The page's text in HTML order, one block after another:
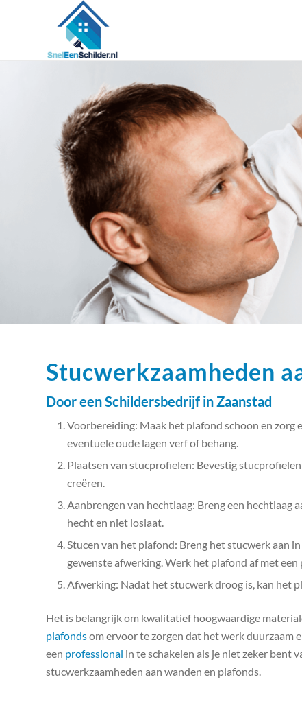
Stucwerkzaamheden
Door een Schildersbedrijf in Zaanstad
Voorbereiding: Maak het plafond schoon en
eventuele oude lagen verf of behang.
Plaatsen van stucprofielen: Bevestig
creëren.
Aanbrengen van hechtlaag: Breng een hechtlaag
hecht en niet loslaat.
Stucen van het plafond: Breng het stucwerk aan
gewenste afwerking. Werk het plafond af met
Afwerking: Nadat het stucwerk droog is, kan het
Het is belangrijk om kwalitatief hoogwaardige
plafondsom ervoor te zorgen dat het werk duurzaam
een professional in te schakelen als je niet zeker bent
stucwerkzaamheden aan wanden en plafonds.